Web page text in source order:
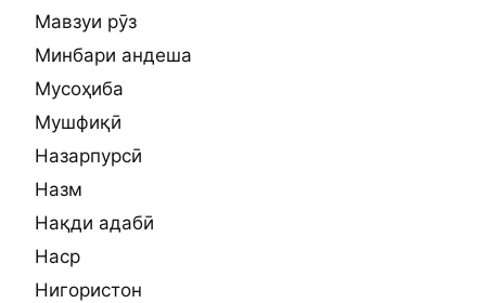
Мавзуи рӯз
Минбари андеша
Мусоҳиба
Мушфиқӣ
Назарпурсӣ
Назм
Нақди адабӣ
Наср
Нигористон